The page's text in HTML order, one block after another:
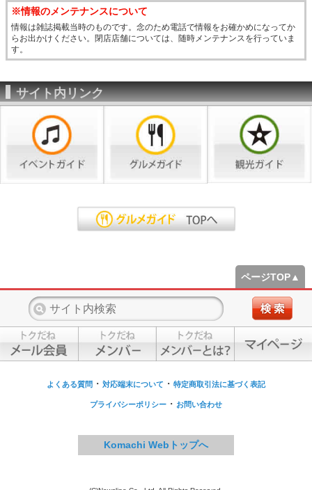
※情報のメンテナンスについて
情報は雑誌掲載当時のものです。念のため電話で情報をお確かめになってか
らお出かけください。閉店店舗については、随時メンテナンスを行っていま
す。
サイト内リンク
ページTOP▲
よくある質問 ・ 対応端末について ・ 特定商取引法に基づく表記
プライバシーポリシー ・ お問い合わせ
Komachi Webトップへ